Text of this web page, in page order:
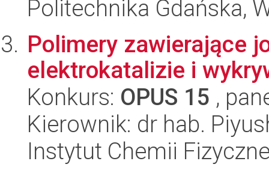
Politechnika Gdańska,
Polimery zawierające
elektrokatalizie i
Konkurs: OPUS 15 ,
Kierownik: dr hab.
Instytut Chemii